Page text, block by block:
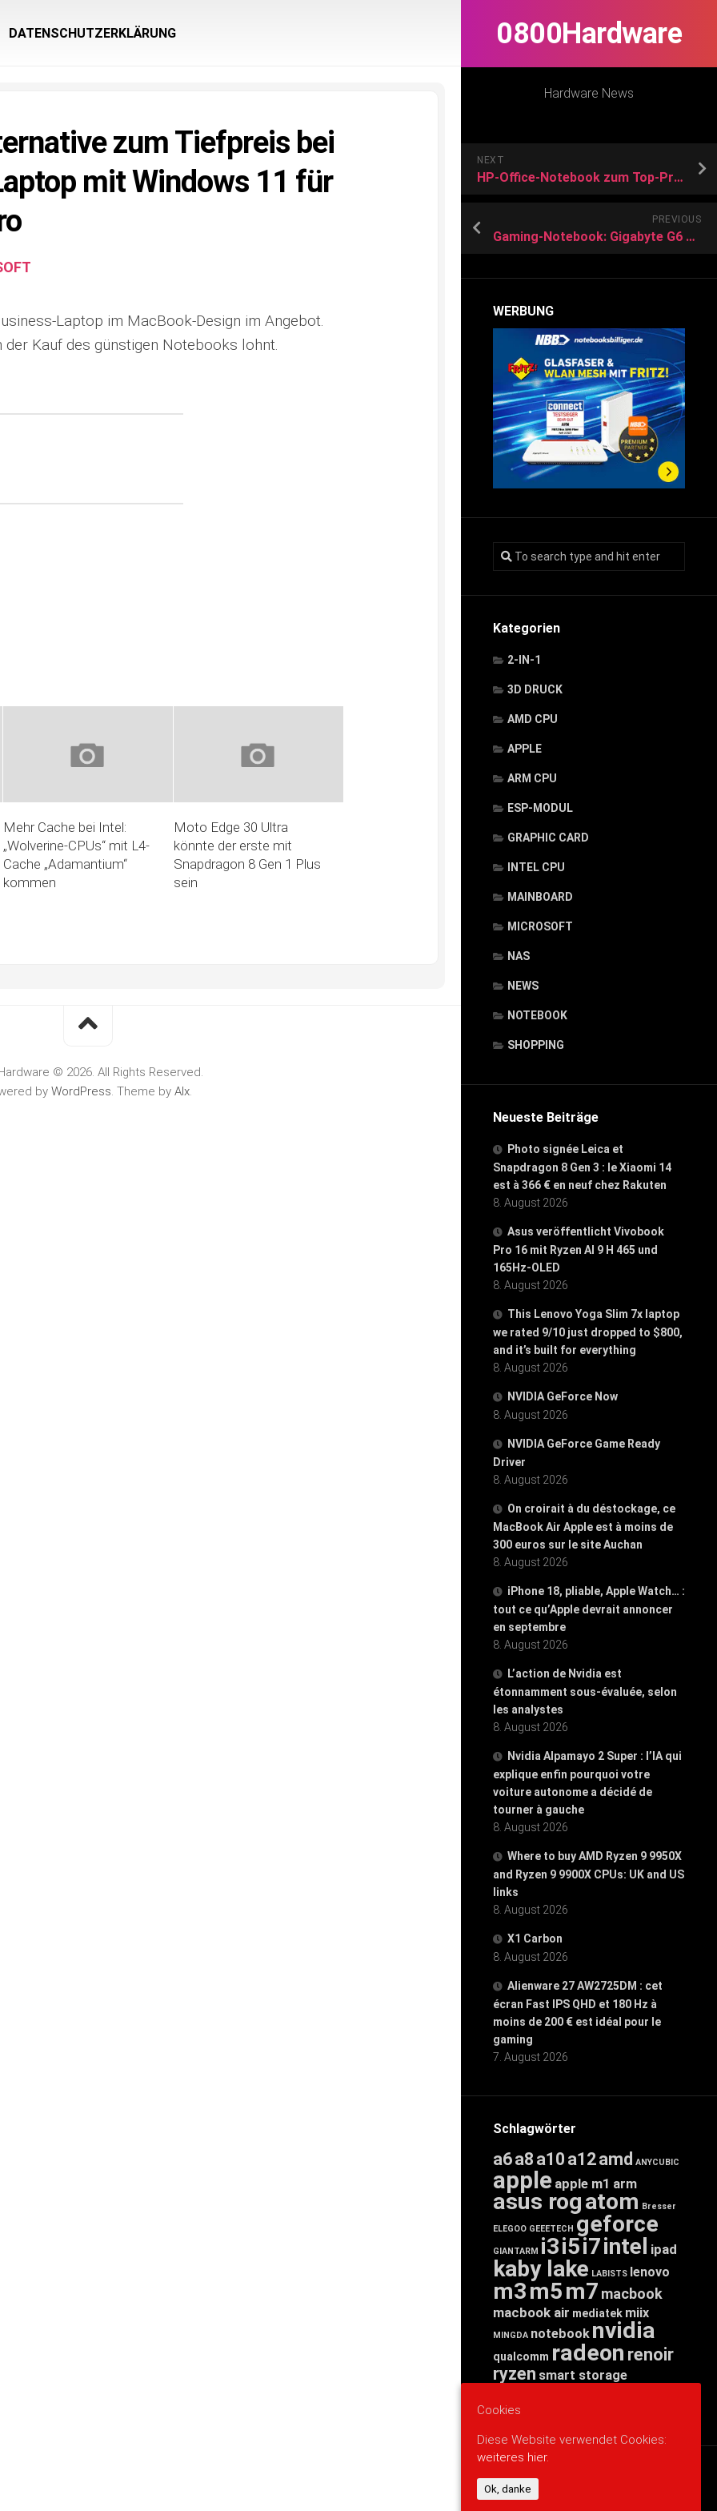
0800Hardware
Hardware News
NEXT
HP-Office-Notebook zum Top-Preis bei Ebay!
PREVIOUS
Gaming-Notebook: Gigabyte G6 zum Aktionspreis kaufen
WERBUNG
Kategorien
2-IN-1
3D DRUCK
AMD CPU
APPLE
ARM CPU
ESP-MODUL
GRAPHIC CARD
INTEL CPU
MAINBOARD
MICROSOFT
NAS
NEWS
NOTEBOOK
SHOPPING
Neueste Beiträge
Photo signée Leica et
Snapdragon 8 Gen 3 : le Xiaomi 14
est à 366 € en neuf chez Rakuten
8. August 2026
Asus veröffentlicht Vivobook
Pro 16 mit Ryzen AI 9 H 465 und
165Hz-OLED
8. August 2026
This Lenovo Yoga Slim 7x laptop
we rated 9/10 just dropped to $800,
and it’s built for everything
8. August 2026
NVIDIA GeForce Now
8. August 2026
NVIDIA GeForce Game Ready
Driver
8. August 2026
On croirait à du déstockage, ce
MacBook Air Apple est à moins de
300 euros sur le site Auchan
8. August 2026
iPhone 18, pliable, Apple Watch… :
tout ce qu’Apple devrait annoncer
en septembre
8. August 2026
L’action de Nvidia est
étonnamment sous-évaluée, selon
les analystes
8. August 2026
Nvidia Alpamayo 2 Super : l’IA qui
explique enfin pourquoi votre
voiture autonome a décidé de
tourner à gauche
8. August 2026
Where to buy AMD Ryzen 9 9950X
and Ryzen 9 9900X CPUs: UK and US
links
8. August 2026
X1 Carbon
8. August 2026
Alienware 27 AW2725DM : cet
écran Fast IPS QHD et 180 Hz à
moins de 200 € est idéal pour le
gaming
7. August 2026
Schlagwörter
a6a8 a10 a12amd ANYCUBIC
apple apple m1 arm
asus rogatom Bresser
ELEGOO GEEETECH geforce
GIANTARM i3i5i7intel ipad
kaby lake LABISTS lenovo
m3m5m7 macbook
macbook air mediatek miix
MINGDA notebook nvidia
qualcomm radeon renoir
ryzen smart storage
threadripper
WERBUNG
DATENSCHUTZERKLÄRUNG
zum Tiefpreis bei
mit Windows 11 für
Laptop im MacBook-Design im Angebot.
Kauf des günstigen Notebooks lohnt.
Mehr Cache bei Intel:
„Wolverine-CPUs“ mit L4-
Cache „Adamantium“
kommen
Moto Edge 30 Ultra
könnte der erste mit
Snapdragon 8 Gen 1 Plus
sein
© 2026. All Rights Reserved.
by WordPress. Theme by Alx.
Cookies
Diese Website verwendet Cookies:
weiteres hier.
Ok, danke